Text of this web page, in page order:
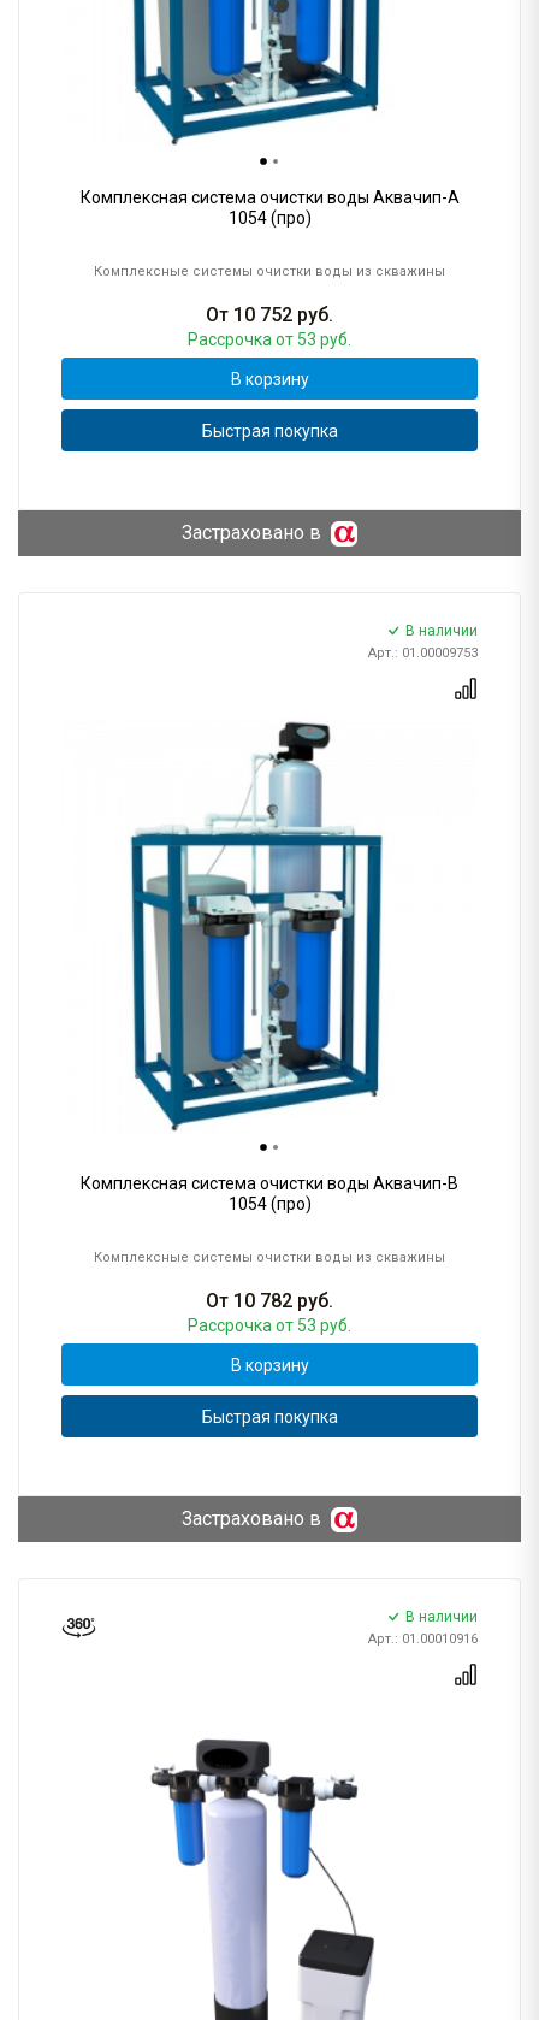
Комплексная система очистки воды Аквачип-A
1054 (про)
Комплексные системы очистки воды из скважины
От 10 752 руб.
Рассрочка от 53 руб.
В корзину
Быстрая покупка
Застраховано в
В наличии
Арт.: 01.00009753
Комплексная система очистки воды Аквачип-B
1054 (про)
Комплексные системы очистки воды из скважины
От 10 782 руб.
Рассрочка от 53 руб.
В корзину
Быстрая покупка
Застраховано в
В наличии
Арт.: 01.00010916